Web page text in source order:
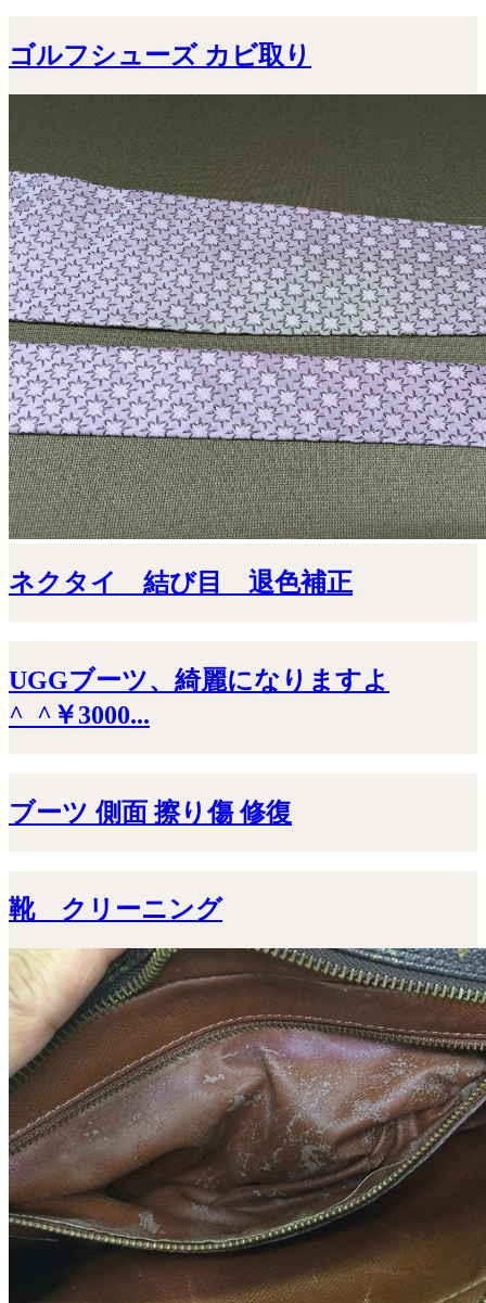
ゴルフシューズ カビ取り
ネクタイ 結び目 退色補正
UGGブーツ、綺麗になりますよ
^_^￥3000...
ブーツ 側面 擦り傷 修復
靴 クリーニング